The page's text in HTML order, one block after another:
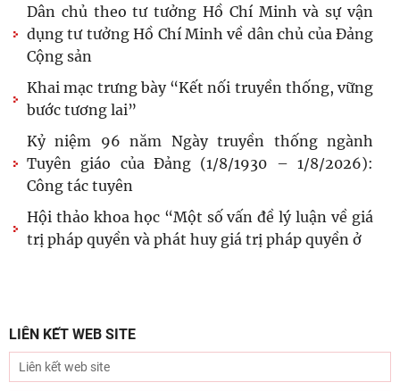
Dân chủ theo tư tưởng Hồ Chí Minh và sự vận
dụng tư tưởng Hồ Chí Minh về dân chủ của Đảng
Cộng sản
Khai mạc trưng bày “Kết nối truyền thống, vững
bước tương lai”
Kỷ niệm 96 năm Ngày truyền thống ngành
Tuyên giáo của Đảng (1/8/1930 – 1/8/2026):
Công tác tuyên
Hội thảo khoa học “Một số vấn đề lý luận về giá
trị pháp quyền và phát huy giá trị pháp quyền ở
LIÊN KẾT WEB SITE